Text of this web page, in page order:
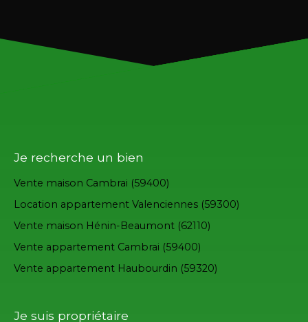
Je recherche un bien
Vente maison Cambrai (59400)
Location appartement Valenciennes (59300)
Vente maison Hénin-Beaumont (62110)
Vente appartement Cambrai (59400)
Vente appartement Haubourdin (59320)
Je suis propriétaire